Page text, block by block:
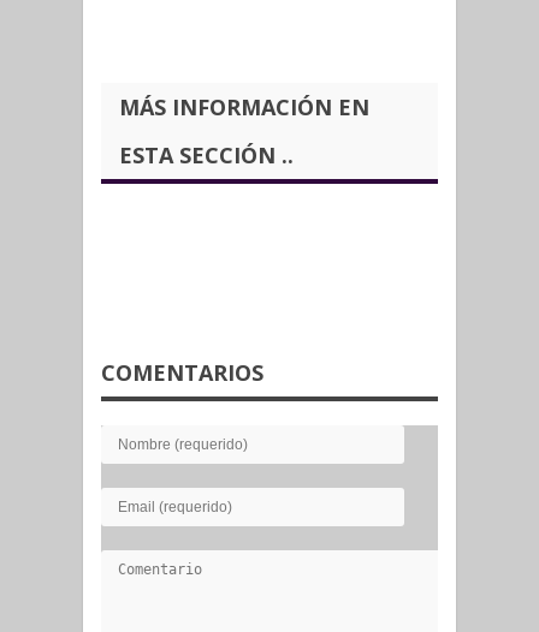
MÁS INFORMACIÓN EN
ESTA SECCIÓN ..
COMENTARIOS